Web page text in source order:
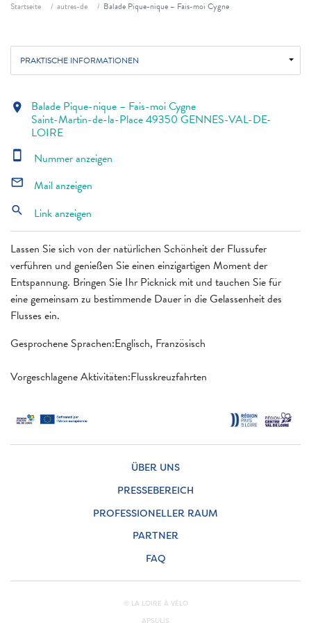
Startseite autres-de Balade Pique-nique – Fais-moi Cygne
PRAKTISCHE INFORMATIONEN
Lassen Sie sich von der natürlichen Schönheit der Flussufer
verführen und genießen Sie einen einzigartigen Moment der
Entspannung. Bringen Sie Ihr Picknick mit und tauchen Sie für
eine gemeinsam zu bestimmende Dauer in die Gelassenheit des
Flusses ein.
Gesprochene Sprachen:Englisch, Französisch
Vorgeschlagene Aktivitäten:Flusskreuzfahrten
location_on Balade Pique-nique – Fais-moi Cygne
Saint-Martin-de-la-Place 49350 GENNES-VAL-DE-
LOIRE
smartphone Nummer anzeigen
mail_outline Mail anzeigen
search Link anzeigen
ÜBER UNS
PRESSEBEREICH
PROFESSIONELLER RAUM
PARTNER
FAQ
© LA LOIRE À VÉLO
APSULIS